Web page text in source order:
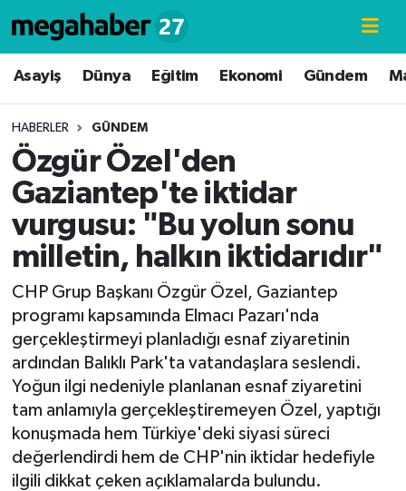
Asayiş Dünya Eğitim Ekonomi Gündem
HABERLER GÜNDEM
Özgür Özel'den
Gaziantep'te iktidar
vurgusu: "Bu yolun sonu
milletin, halkın iktidarıdır"
CHP Grup Başkanı Özgür Özel, Gaziantep
programı kapsamında Elmacı Pazarı'nda
gerçekleştirmeyi planladığı esnaf ziyaretinin
ardından Balıklı Park'ta vatandaşlara seslendi.
Yoğun ilgi nedeniyle planlanan esnaf ziyaretini
tam anlamıyla gerçekleştiremeyen Özel, yaptığı
konuşmada hem Türkiye'deki siyasi süreci
değerlendirdi hem de CHP'nin iktidar hedefiyle
ilgili dikkat çeken açıklamalarda bulundu.
Hava Durumu
Süper Lig Puan Durumu ve Fikstür
Tüm Manşetler
Son Dakika Haberleri
Haber Arşivi